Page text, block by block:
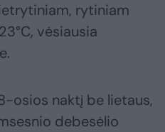
rytiniam
vėsiausia
osios naktį be lietaus,
debesėlio